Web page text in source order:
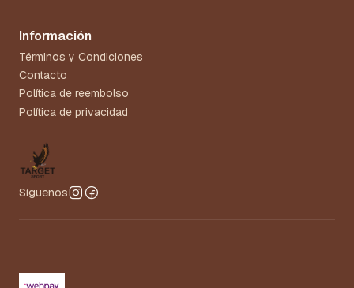
Información
Términos y Condiciones
Contacto
Política de reembolso
Política de privacidad
Síguenos